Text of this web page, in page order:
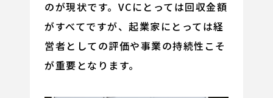
のが現状です。VCにとっては回収金額
がすべてですが、起業家にとっては経
営者としての評価や事業の持続性こそ
が重要となります。